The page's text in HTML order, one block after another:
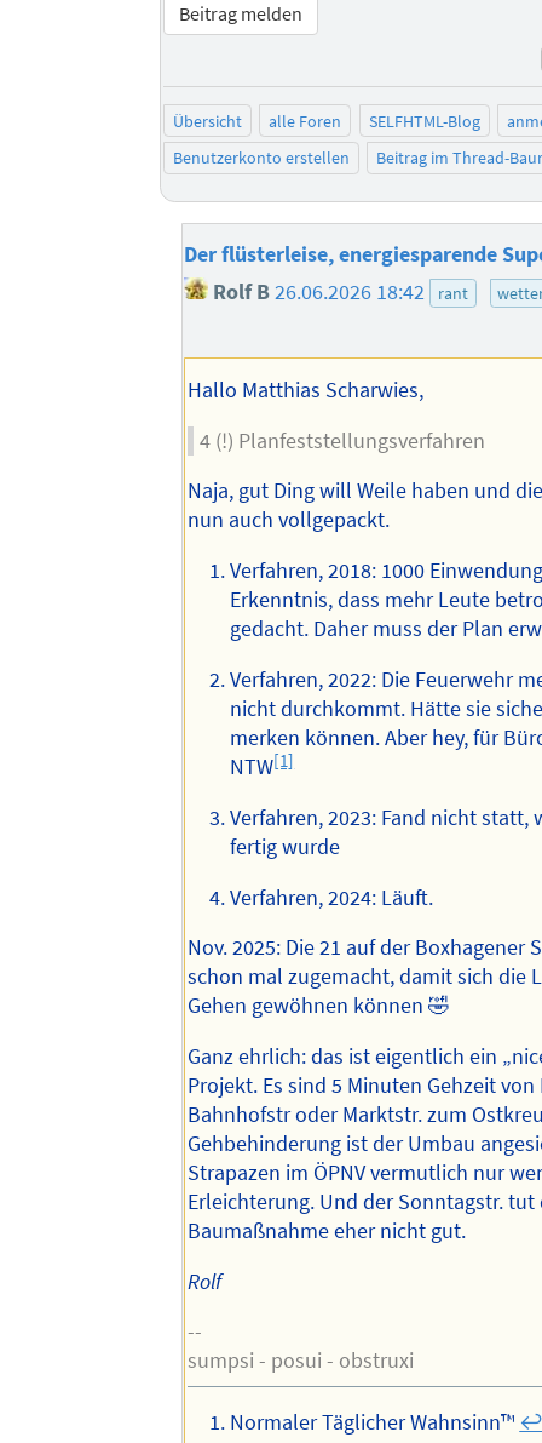
Beitrag melden
Übersicht alle Foren SELFHTML-Blog
Benutzerkonto erstellen
Beitrag im Thread-
Der flüsterleise, energiesparende
Rolf B26.06.2026 18:42 rant
Hallo Matthias Scharwies,
4 (!) Planfeststellungsverfahren
Naja, gut Ding will Weile haben und
nun auch vollgepackt.
Verfahren, 2018: 1000
Erkenntnis, dass mehr Leute
gedacht. Daher muss der Plan
Verfahren, 2022: Die Feuerwehr
nicht durchkommt. Hätte sie
merken können. Aber hey, für
NTW[1]
Verfahren, 2023: Fand nicht statt,
fertig wurde
Verfahren, 2024: Läuft.
Nov. 2025: Die 21 auf der Boxhagener
schon mal zugemacht, damit sich die
Gehen gewöhnen können 🤣
Ganz ehrlich: das ist eigentlich ein
Projekt. Es sind 5 Minuten Gehzeit von
Bahnhofstr oder Marktstr. zum
Gehbehinderung ist der Umbau
Strapazen im ÖPNV vermutlich nur
Erleichterung. Und der Sonntagstr. tut
Baumaßnahme eher nicht gut.
Rolf
--
sumpsi - posui - obstruxi
Normaler Täglicher Wahnsinn™️